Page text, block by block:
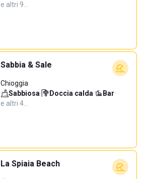
e altri 9…
Sabbia & Sale
Chioggia
Sabbiosa· Doccia calda· Bar·
e altri 4…
La Spiaia Beach